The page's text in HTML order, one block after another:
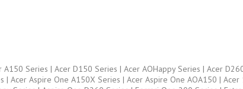
Series | Acer D150 Series | Acer AOHappy Series | Acer
Acer Aspire One A150X Series | Acer Aspire One AOA150 |